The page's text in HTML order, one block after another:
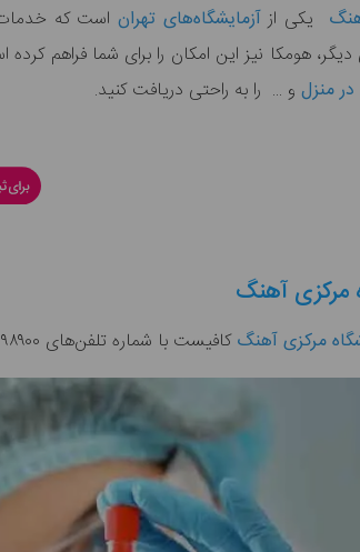
یکی ازآزمایشگاه‌های تهران است که
دیگر، هومکا نیز این امکان را برای شما فراهم
منزل و ... را به راحتی دریافت کنید.
مرکزی آهنگ
مرکزی آهنگکافیست با شماره تلفن‌های ۳۳۶۹۸۹۰۰ و ۳۳۶۹۹۸۰۳ تماس بگیرید.